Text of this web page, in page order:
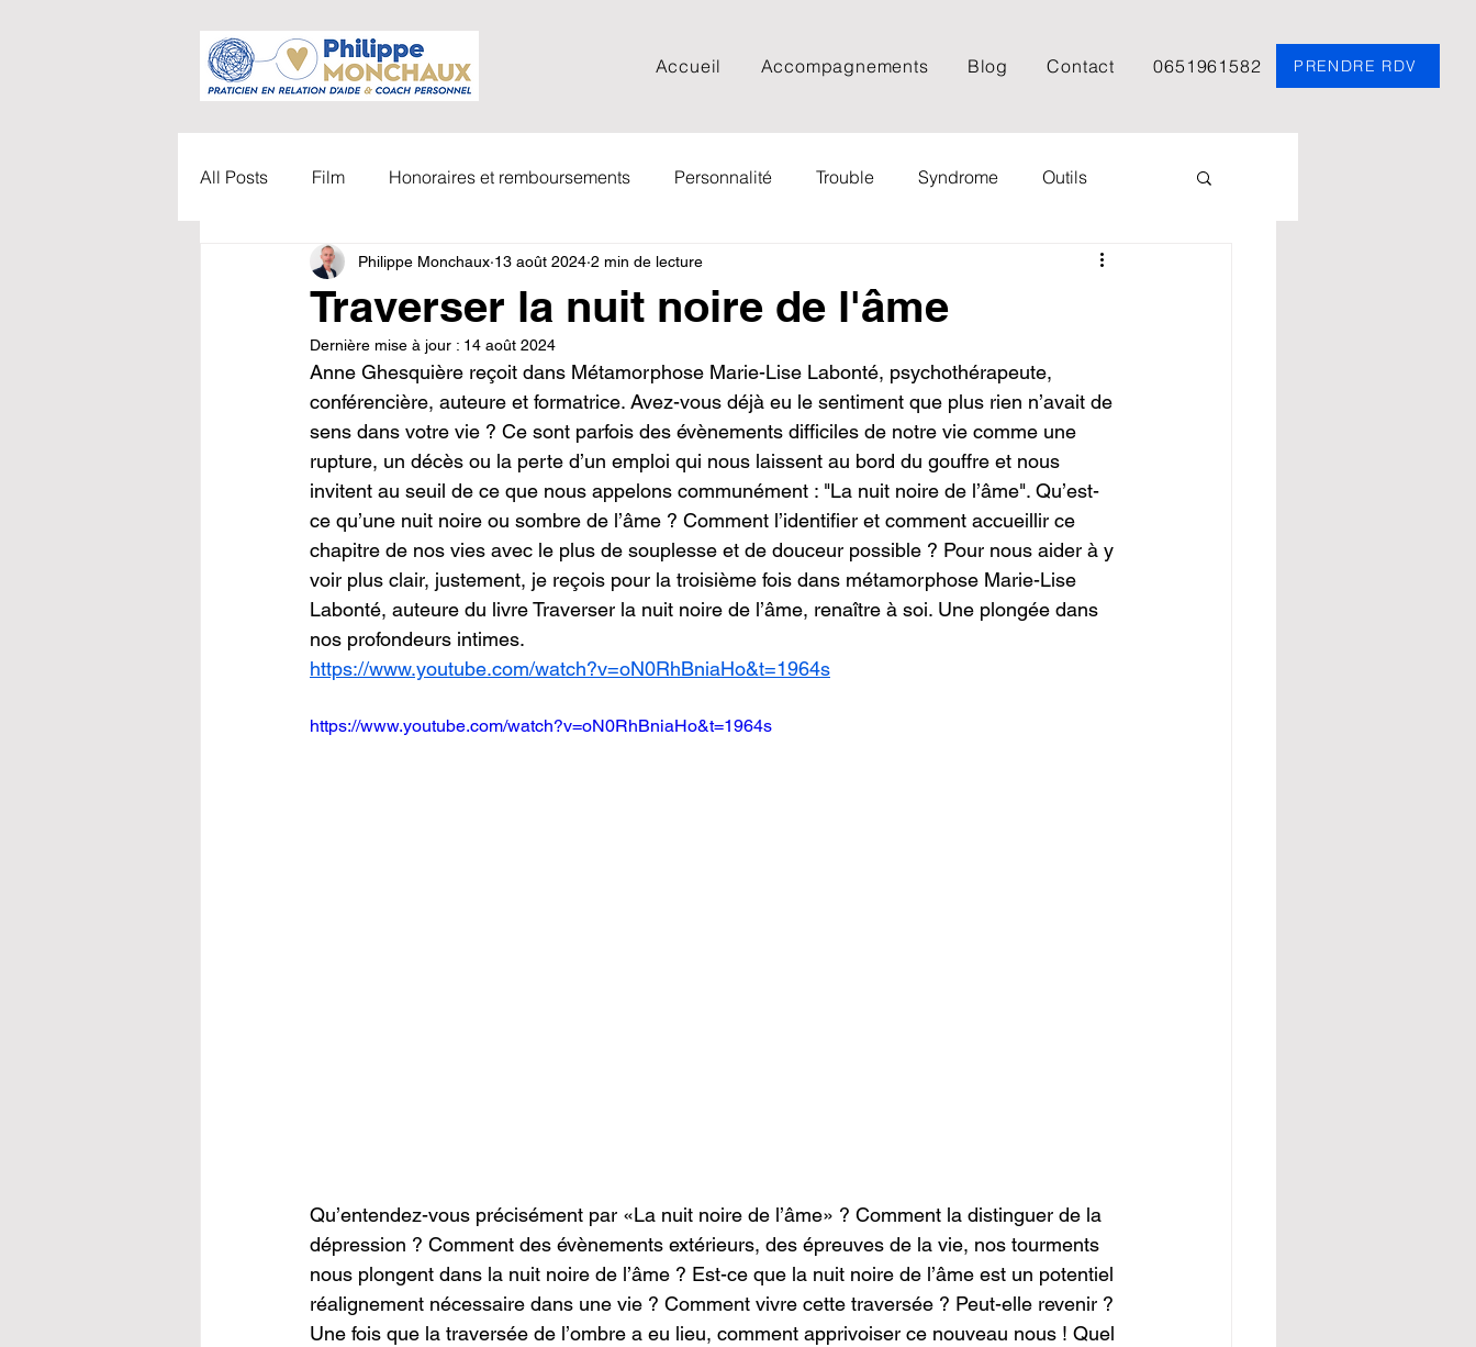
Accueil Accompagnements Blog Contact 0651961582 PRENDRE RDV
All Posts Film Honoraires et remboursements Personnalité Trouble Syndrome Outils
Accompagnements Vidéo Documentaire Spiritualité Psychologie
Parents / Enfants Webinaire
Carl Gustav Jung Coaching Livre Couple Cancer Deuil EMDR EFT
Science de la fiction
Traverser la nuit noire de l'âme
Philippe Monchaux 13 août 2024 2 min de lecture
Dernière mise à jour : 14 août 2024
Anne Ghesquière reçoit dans Métamorphose Marie-Lise Labonté, psychothérapeute,
conférencière, auteure et formatrice. Avez-vous déjà eu le sentiment que plus rien n’avait de
sens dans votre vie ? Ce sont parfois des évènements difficiles de notre vie comme une
rupture, un décès ou la perte d’un emploi qui nous laissent au bord du gouffre et nous
invitent au seuil de ce que nous appelons communément : "La nuit noire de l’âme". Qu’est-
ce qu’une nuit noire ou sombre de l’âme ? Comment l’identifier et comment accueillir ce
chapitre de nos vies avec le plus de souplesse et de douceur possible ? Pour nous aider à y
voir plus clair, justement, je reçois pour la troisième fois dans métamorphose Marie-Lise
Labonté, auteure du livre Traverser la nuit noire de l’âme, renaître à soi. Une plongée dans
nos profondeurs intimes.
https://www.youtube.com/watch?v=oN0RhBniaHo&t=1964s
https://www.youtube.com/watch?v=oN0RhBniaHo&t=1964s
Qu’entendez-vous précisément par «La nuit noire de l’âme» ? Comment la distinguer de la
dépression ? Comment des évènements extérieurs, des épreuves de la vie, nos tourments
nous plongent dans la nuit noire de l’âme ? Est-ce que la nuit noire de l’âme est un potentiel
réalignement nécessaire dans une vie ? Comment vivre cette traversée ? Peut-elle revenir ?
Une fois que la traversée de l’ombre a eu lieu, comment apprivoiser ce nouveau nous ! Quel